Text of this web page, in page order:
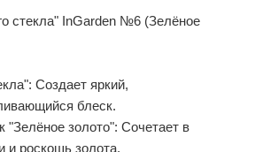
стекла" InGarden №6 (Зелёное
Создает яркий,
блеск.
"Зелёное золото": Сочетает в
и роскошь золота.